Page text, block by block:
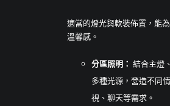
適當的燈光與軟裝佈置，能
溫馨感。
分區照明： 結合主燈
多種光源，營造不同
視、聊天等需求。